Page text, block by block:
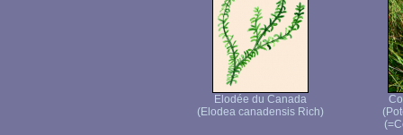
Elodée du Canada
(Elodea canadensis Rich)